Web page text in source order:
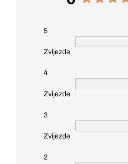
5
Zvijezde
4
Zvijezde
3
Zvijezde
2